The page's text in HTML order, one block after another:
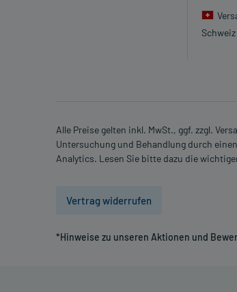
Schweiz
Alle Preise gelten inkl. MwSt., ggf. zzgl.
Untersuchung und Behandlung durch
Analytics. Lesen Sie bitte dazu die
Vertrag widerrufen
*Hinweise zu unseren Aktionen und